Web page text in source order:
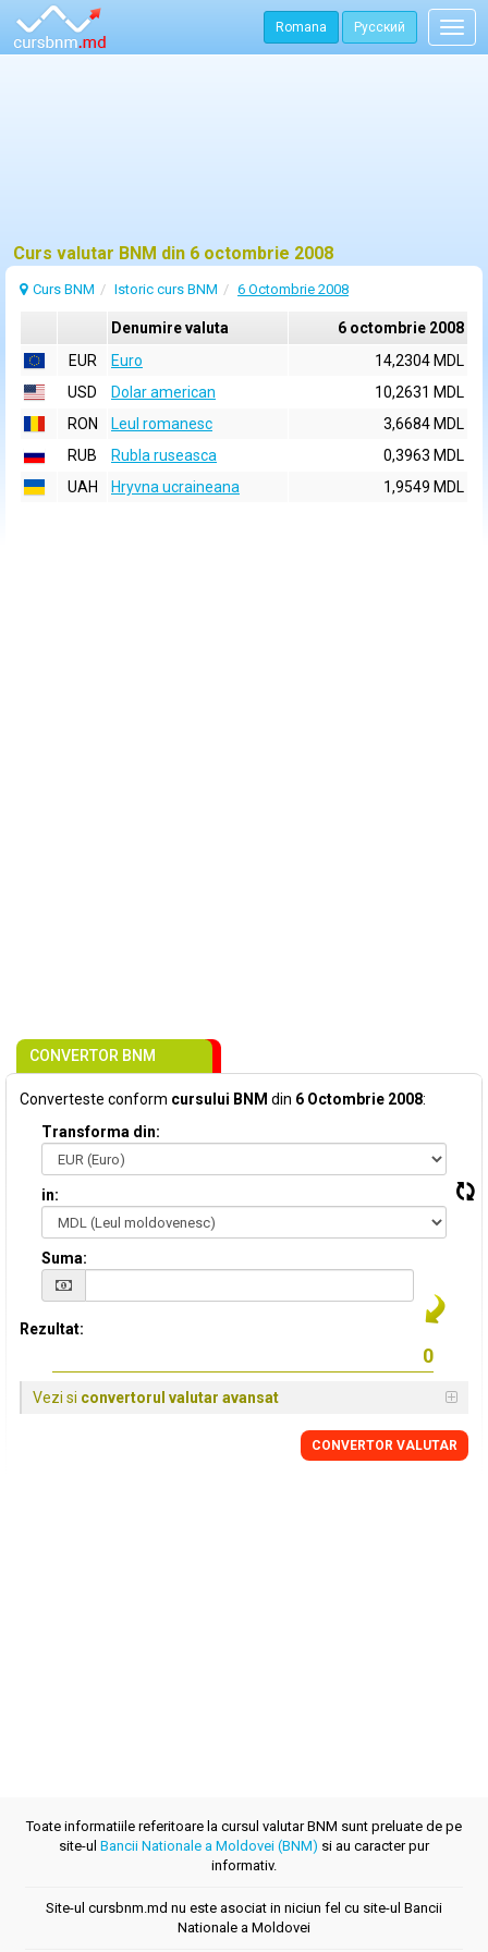
Romana Русский
Curs valutar BNM din 6 octombrie 2008
Curs BNM Istoric curs BNM 6 Octombrie 2008
Denumire valuta
6 octombrie 2008
EUR
Euro
14,2304 MDL
USD
Dolar american
10,2631 MDL
RON
Leul romanesc
3,6684 MDL
RUB
Rubla ruseasca
0,3963 MDL
UAH
Hryvna ucraineana 1,9549 MDL
CONVERTOR BNM
Converteste conform cursului BNM din 6 Octombrie 2008:
Transforma din:
in:
Suma:
Rezultat:
Vezi si convertorul valutar avansat
CONVERTOR VALUTAR
Toate informatiile referitoare la cursul valutar BNM sunt preluate de pe
site-ul Bancii Nationale a Moldovei (BNM) si au caracter pur
informativ.
Site-ul cursbnm.md nu este asociat in niciun fel cu site-ul Bancii
Nationale a Moldovei